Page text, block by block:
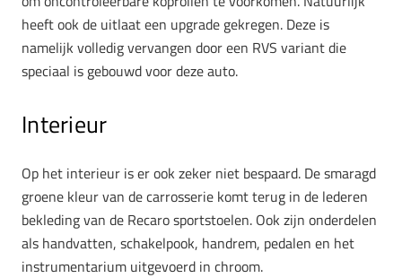
heeft ook de uitlaat een upgrade gekregen. Deze is
namelijk volledig vervangen door een RVS variant die
speciaal is gebouwd voor deze auto.
Interieur
Op het interieur is er ook zeker niet bespaard. De smaragd
groene kleur van de carrosserie komt terug in de lederen
bekleding van de Recaro sportstoelen. Ook zijn onderdelen
als handvatten, schakelpook, handrem, pedalen en het
instrumentarium uitgevoerd in chroom.